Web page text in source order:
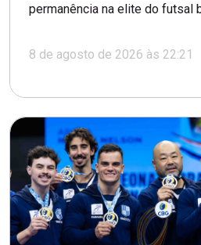
permanência na elite do futsal
8 de agosto de 2026 às 22:21